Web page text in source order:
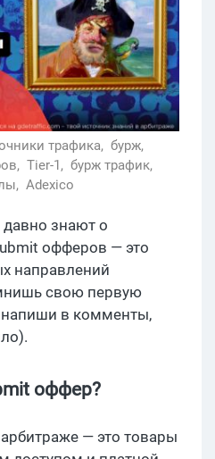
трафика, бурж,
Tier-1, бурж трафик,
Adexico
знают о
офферов — это
направлений
свою первую
напиши в комменты,
оффер?
— это товары